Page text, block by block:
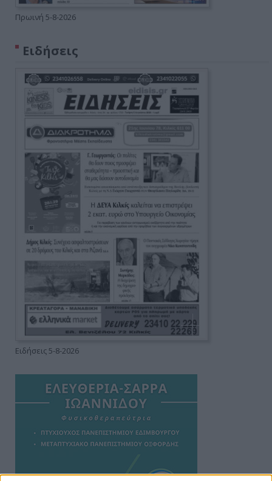
Πρωινή 5-8-2026
Ειδήσεις
Ειδήσεις 5-8-2026